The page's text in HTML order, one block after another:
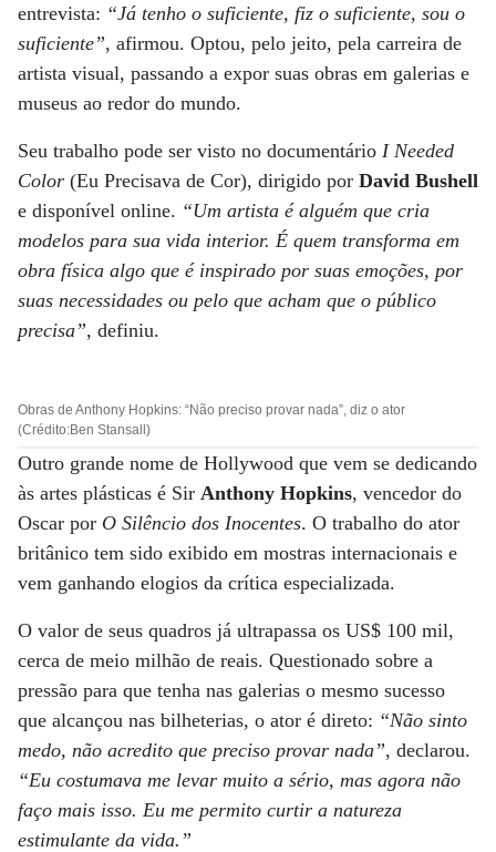
entrevista: “Já tenho o suficiente, fiz o suficiente, sou o
suficiente”, afirmou. Optou, pelo jeito, pela carreira de
artista visual, passando a expor suas obras em galerias e
museus ao redor do mundo.
Seu trabalho pode ser visto no documentário I Needed
Color (Eu Precisava de Cor), dirigido por David Bushell
e disponível online. “Um artista é alguém que cria
modelos para sua vida interior. É quem transforma em
obra física algo que é inspirado por suas emoções, por
suas necessidades ou pelo que acham que o público
precisa”, definiu.
Obras de Anthony Hopkins: “Não preciso provar nada”, diz o ator
(Crédito:Ben Stansall)
Outro grande nome de Hollywood que vem se dedicando
às artes plásticas é Sir Anthony Hopkins, vencedor do
Oscar por O Silêncio dos Inocentes. O trabalho do ator
britânico tem sido exibido em mostras internacionais e
vem ganhando elogios da crítica especializada.
O valor de seus quadros já ultrapassa os US$ 100 mil,
cerca de meio milhão de reais. Questionado sobre a
pressão para que tenha nas galerias o mesmo sucesso
que alcançou nas bilheterias, o ator é direto: “Não sinto
medo, não acredito que preciso provar nada”, declarou.
“Eu costumava me levar muito a sério, mas agora não
faço mais isso. Eu me permito curtir a natureza
estimulante da vida.”